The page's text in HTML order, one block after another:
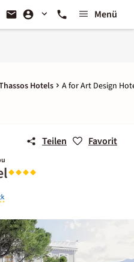
Menü
Hotels A for Art Design
Teilen Favorit